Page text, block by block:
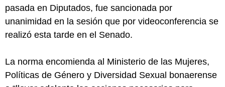
pasada en Diputados, fue sancionada por
unanimidad en la sesión que por videoconferencia se
realizó esta tarde en el Senado.
La norma encomienda al Ministerio de las Mujeres,
Políticas de Género y Diversidad Sexual bonaerense